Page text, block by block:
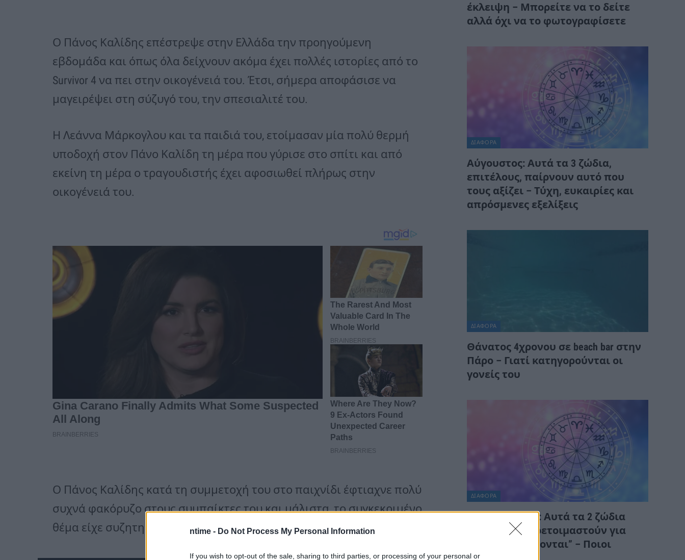
ntime - Do Not Process My Personal Information
If you wish to opt-out of the sale, sharing to third parties, or processing of your personal or
Ο Πάνος Καλίδης επέστρεψε στην Ελλάδα την προηγούμενη
εβδομάδα και όπως όλα δείχνουν ακόμα έχει πολλές ιστορίες από το
Survivor 4 να πει στην οικογένειά του. Έτσι, σήμερα αποφάσισε να
μαγειρέψει στη σύζυγό του, την σπεσιαλιτέ του.
Η Λεάννα Μάρκογλου και τα παιδιά του, ετοίμασαν μία πολύ θερμή
υποδοχή στον Πάνο Καλίδη τη μέρα που γύρισε στο σπίτι και από
εκείνη τη μέρα ο τραγουδιστής έχει αφοσιωθεί πλήρως στην
οικογένειά του.
Ο Πάνος Καλίδης κατά τη συμμετοχή του στο παιχνίδι έφτιαχνε πολύ
συχνά φακόρυζο στους συμπαίκτες του και μάλιστα, το συγκεκριμένο
θέμα είχε συζητηθεί αρκετά.
έκλειψη – Μπορείτε να το δείτε
αλλά όχι να το φωτογραφίσετε
ΔΙΆΦΟΡΑ
Αύγουστος: Αυτά τα 3 ζώδια,
επιτέλους, παίρνουν αυτό που
τους αξίζει – Τύχη, ευκαιρίες και
απρόσμενες εξελίξεις
ΔΙΆΦΟΡΑ
Θάνατος 4χρονου σε beach bar στην
Πάρο – Γιατί κατηγορούνται οι
γονείς του
ΔΙΆΦΟΡΑ
Κυριακή, 09/08: Αυτά τα 2 ζώδια
πρέπει να προετοιμαστούν για
αυτά που “έρχονται” – Ποιοι